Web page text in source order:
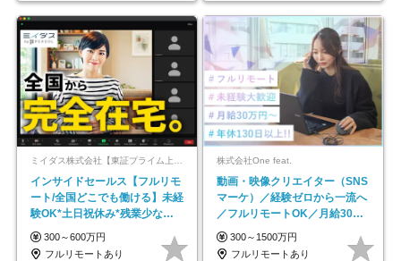
ミイダス株式会社【東証プライム上場パーソルグループ】
インサイドセールス【フルリモ
ート/全国どこでも働ける】未経
験OK*土日祝休み*残業少なめ*
在宅勤務手当あり
300～600万円
フルリモートあり
株式会社One feat.
動画・映像クリエイター（SNS
マーケ）／経験ゼロから一流へ
／フルリモートOK／月給30万
円～／年休130日以上
300～1500万円
フルリモートあり